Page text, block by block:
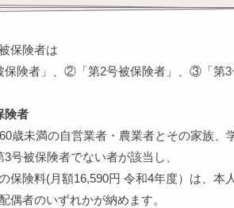
保険者は
険者」、②「第2号被保険者」、③「第3
険者
歳未満の自営業者・農業者とその家族、
号被保険者でない者が該当し、
保険料(月額16,590円 令和4年度）は、本
偶者のいずれかが納めます。